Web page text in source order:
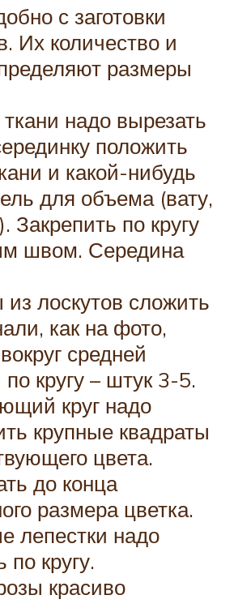
с заготовки
Их количество и
размеры
надо вырезать
положить
и какой-нибудь
для объема (вату,
Закрепить по кругу
швом. Середина
из лоскутов сложить
как на фото,
средней
по кругу – штук 3-5.
круг надо
крупные квадраты
цвета.
до конца
размера цветка.
лепестки надо
по кругу.
красиво